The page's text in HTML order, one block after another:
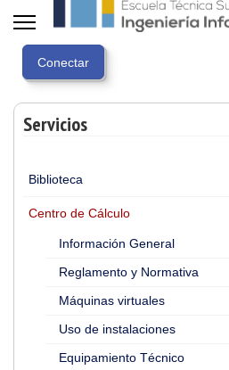
Servicios
Biblioteca
Centro de Cálculo
Información General
Reglamento y Normativa
Máquinas virtuales
Uso de instalaciones
Equipamiento Técnico